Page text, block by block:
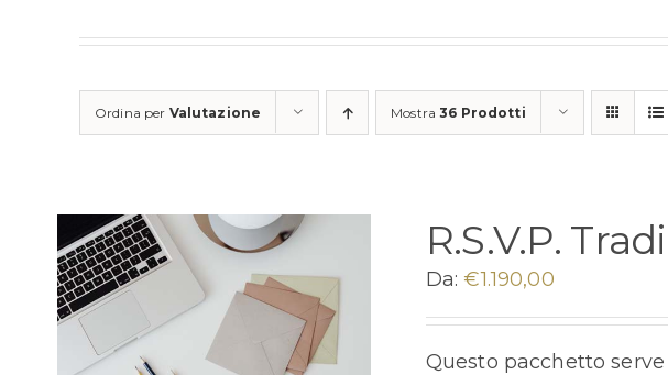
Ordina per Valutazione Mostra36 Prodotti
R.S.V.P.
Da: €1.190,00
Questo pacchetto